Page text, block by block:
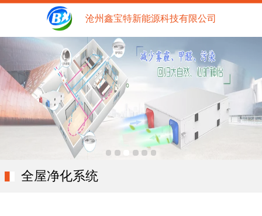
沧州鑫宝特新能源科技有限公司
全屋净化系统